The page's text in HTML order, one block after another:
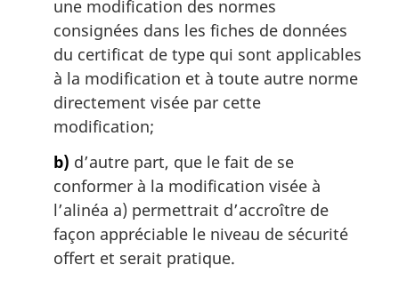
une modification des normes
consignées dans les fiches de données
du certificat de type qui sont applicables
à la modification et à toute autre norme
directement visée par cette
modification;
b) d’autre part, que le fait de se
conformer à la modification visée à
l’alinéa a) permettrait d’accroître de
façon appréciable le niveau de sécurité
offert et serait pratique.